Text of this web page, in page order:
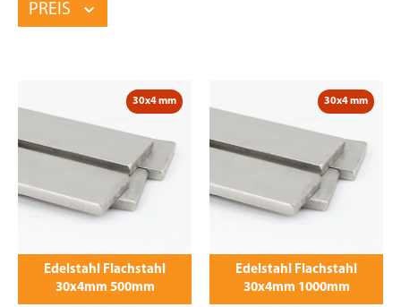
PREIS
30x4 mm
Edelstahl Flachstahl
30x4mm 500mm
30x4 mm
Edelstahl Flachstahl
30x4mm 1000mm